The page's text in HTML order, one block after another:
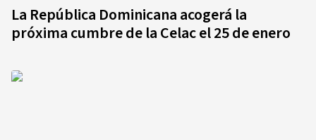
La República Dominicana acogerá la
próxima cumbre de la Celac el 25 de enero